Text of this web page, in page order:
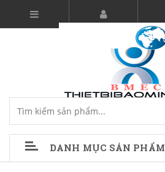
DANH MỤC SẢN PHẨM